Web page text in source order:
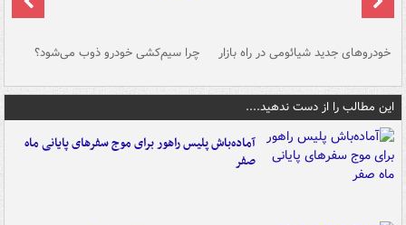
خودروهای جدید شیائومی در راه بازار چرا سیم‌کشی خودرو ذوب می‌شود؟
این مطالب را از دست ندهید....
آماده‌باش پلیس راهور برای موج سفرهای پایانی ماه
صفر